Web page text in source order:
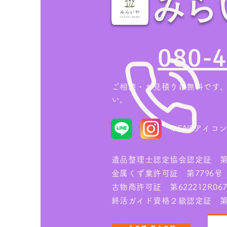
家の売却・不動産査定前に！
をしない業者の選び方
み
080-
ご相談・お見積りは無料です
い。
※SNSアイコ
遺品整理士認定協会認定証
金属くず業許可証 第7796号
古物商許可証 第
終活ガイド資格２級認定証